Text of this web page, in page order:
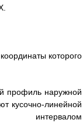
которого
профиль наружной
кусочно-линейной